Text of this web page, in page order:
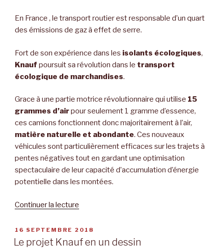
En France , le transport routier est responsable d’un quart
des émissions de gaz à effet de serre.
Fort de son expérience dans les isolants écologiques,
Knauf poursuit sa révolution dans le transport
écologique de marchandises.
Grace à une partie motrice révolutionnaire qui utilise 15
grammes d’airpour seulement 1 gramme d’essence,
ces camions fonctionnent donc majoritairement à l’air,
matière naturelle et abondante. Ces nouveaux
véhicules sont particulièrement efficaces sur les trajets à
pentes négatives tout en gardant une optimisation
spectaculaire de leur capacité d’accumulation d’énergie
potentielle dans les montées.
Continuer la lecture
Knauf
PUBLIÉ
LE
16 SEPTEMBRE 2018
Le projet Knauf en un dessin